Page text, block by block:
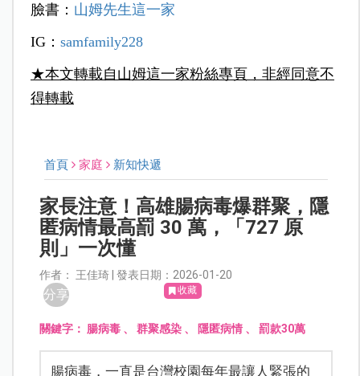
臉書： 山姆先生這一家
IG： samfamily228
★本文轉載自山姆這一家粉絲專頁，非經同意不
得轉載
首頁 家庭 新知快遞
家長注意！高雄腸病毒爆群聚，隱
匿病情最高罰 30 萬，「727 原
則」一次懂
作者： 王佳琦 | 發表日期：2026-01-20
分享 收藏
關鍵字： 腸病毒 、群聚感染 、 隱匿病情 、罰款30萬
腸病毒，一直是台灣校園每年最讓人緊張的